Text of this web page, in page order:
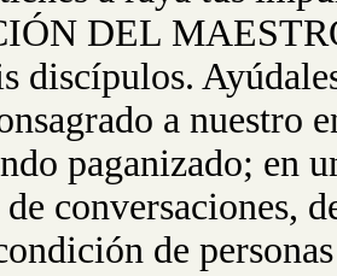
DEL
discípulos.
a nuestro
paganizado; en
conversaciones,
de